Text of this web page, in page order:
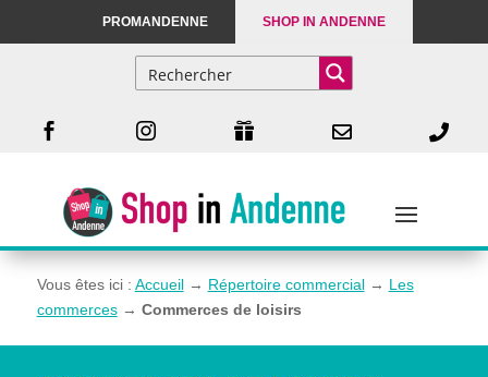
PROMANDENNE SHOP IN ANDENNE
    
Vous êtes ici : Accueil→ Répertoire commercial→ Les
commerces→ Commerces de loisirs